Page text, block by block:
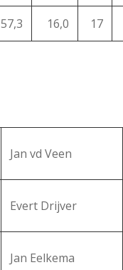
57,3 16,0 17
Jan vd Veen
Evert Drijver
Jan Eelkema